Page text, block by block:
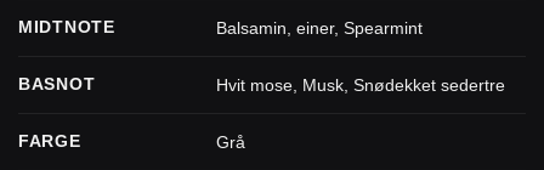
MIDTNOTE Balsamin,einer,Spearmint
BASNOT Hvit mose, Musk,Snødekket sedertre
FARGE Grå